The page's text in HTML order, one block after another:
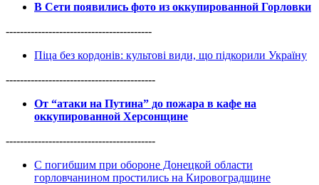
В Сети появились фото из оккупированной Горловки
-----------------------------------------
Піца без кордонів: культові види, що підкорили Україну
------------------------------------------
От “атаки на Путина” до пожара в кафе на
оккупированной Херсонщине
------------------------------------------
С погибшим при обороне Донецкой области
горловчанином простились на Кировоградщине